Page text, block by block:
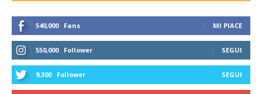
540,000 Fans MI PIACE
550,000 Follower SEGUI
9,300 Follower SEGUI